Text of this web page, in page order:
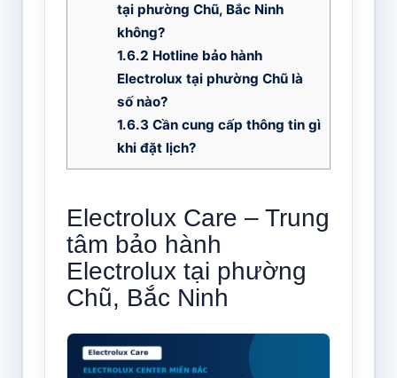
tại phường Chũ, Bắc Ninh
không?
1.6.2 Hotline bảo hành
Electrolux tại phường Chũ là
số nào?
1.6.3Cần cung cấp thông tin gì
khi đặt lịch?
Electrolux Care – Trung
tâm bảo hành
Electrolux tại phường
Chũ, Bắc Ninh